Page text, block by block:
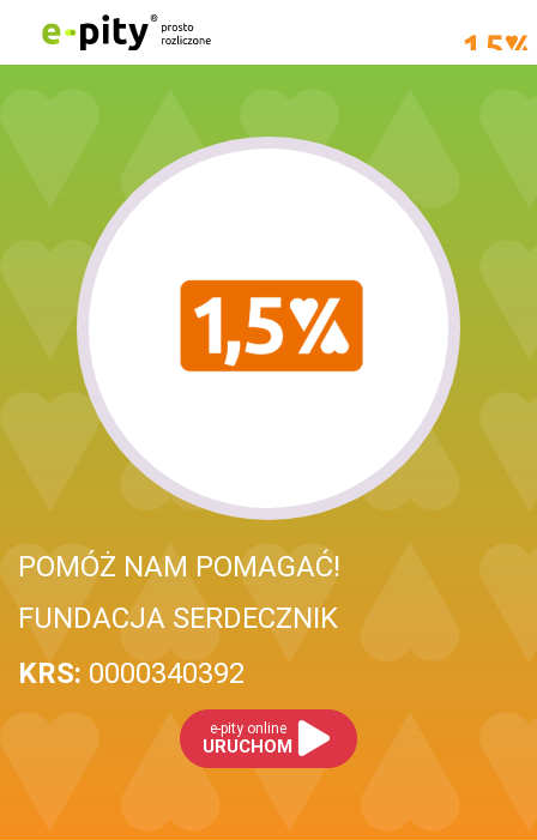
POMÓŻ NAM POMAGAĆ!
FUNDACJA SERDECZNIK
KRS: 0000340392
e-pity online
URUCHOM